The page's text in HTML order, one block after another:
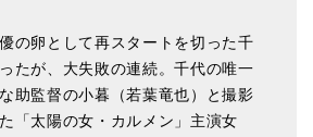
の卵として再スタートを切った千
たが、大失敗の連続。千代の唯一
助監督の小暮（若葉竜也）と撮影
「太陽の女・カルメン」主演女